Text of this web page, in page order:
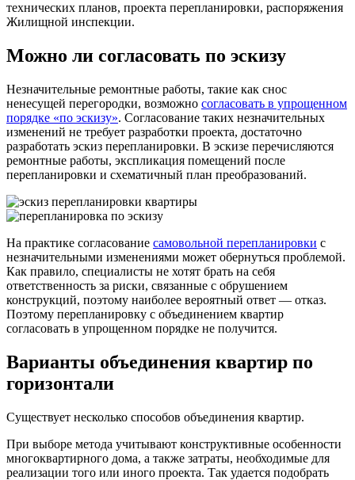
технических планов, проекта перепланировки, распоряжения
Жилищной инспекции.
Можно ли согласовать по эскизу
Незначительные ремонтные работы, такие как снос
ненесущей перегородки, возможно согласовать в упрощенном
порядке «по эскизу». Согласование таких незначительных
изменений не требует разработки проекта, достаточно
разработать эскиз перепланировки. В эскизе перечисляются
ремонтные работы, экспликация помещений после
перепланировки и схематичный план преобразований.
На практике согласование самовольной перепланировки с
незначительными изменениями может обернуться проблемой.
Как правило, специалисты не хотят брать на себя
ответственность за риски, связанные с обрушением
конструкций, поэтому наиболее вероятный ответ — отказ.
Поэтому перепланировку с объединением квартир
согласовать в упрощенном порядке не получится.
Варианты объединения квартир по
горизонтали
Существует несколько способов объединения квартир.
При выборе метода учитывают конструктивные особенности
многоквартирного дома, а также затраты, необходимые для
реализации того или иного проекта. Так удается подобрать